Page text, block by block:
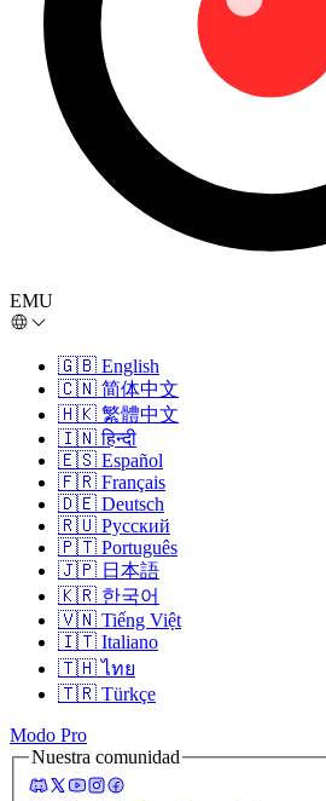
EMU
🇬🇧 English
🇨🇳 简体中文
🇭🇰 繁體中文
🇮🇳 हिन्दी
🇪🇸 Español
🇫🇷 Français
🇩🇪 Deutsch
🇷🇺 Русский
🇵🇹 Português
🇯🇵 日本語
🇰🇷 한국어
🇻🇳 Tiếng Việt
🇮🇹 Italiano
🇹🇭 ไทย
🇹🇷 Türkçe
Modo Pro
Nuestra comunidad